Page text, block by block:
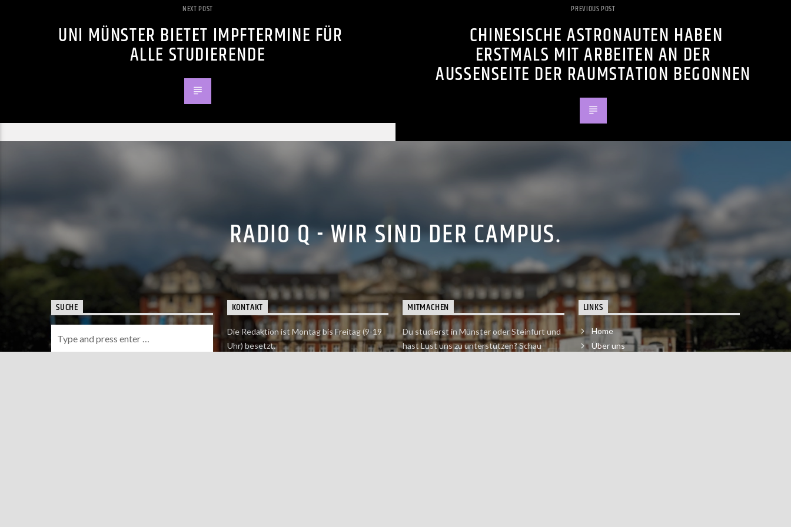
NEXT POST
UNI MÜNSTER BIETET IMPFTERMINE FÜR
ALLE STUDIERENDE
PREVIOUS POST
CHINESISCHE ASTRONAUTEN HABEN
ERSTMALS MIT ARBEITEN AN DER
AUSSENSEITE DER RAUMSTATION BEGONNEN
RADIO Q - WIR SIND DER CAMPUS.
SUCHE KONTAKT
Die Redaktion ist Montag bis Freitag (9-19
Uhr) besetzt.
MITMACHEN
Du studierst in Münster oder Steinfurt und
hast Lust uns zu unterstützen? Schau
LINKS
Home
Über uns